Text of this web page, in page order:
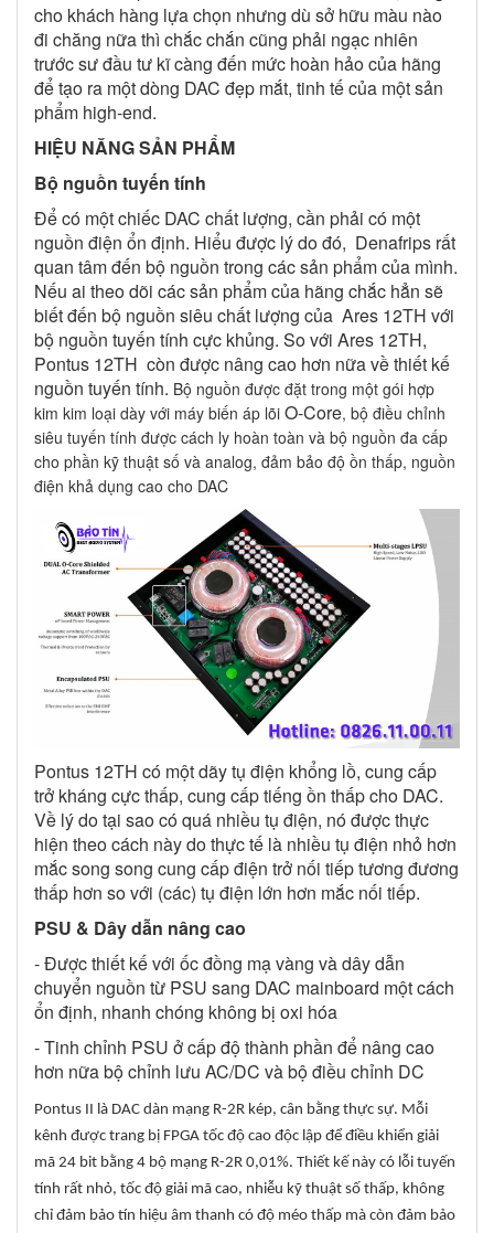
cho khách hàng lựa chọn nhưng dù sở hữu màu nào
đi chăng nữa thì chắc chắn cũng phải ngạc nhiên
trước sư đầu tư kĩ càng đến mức hoàn hảo của hãng
để tạo ra một dòng DAC đẹp mắt, tinh tế của một sản
phẩm high-end.
HIỆU NĂNG SẢN PHẨM
Bộ nguồn tuyến tính
Để có một chiếc DAC chất lượng, cần phải có một
nguồn điện ổn định. Hiểu được lý do đó, Denafrips rất
quan tâm đến bộ nguồn trong các sản phẩm của mình.
Nếu ai theo dõi các sản phẩm của hãng chắc hẳn sẽ
biết đến bộ nguồn siêu chất lượng của Ares 12TH với
bộ nguồn tuyến tính cực khủng. So với Ares 12TH,
Pontus 12TH còn được nâng cao hơn nữa về thiết kế
nguồn tuyến tính. Bộ nguồn được đặt trong một gói hợp
kim kim loại dày với máy biến áp lõi O-Core, bộ điều chỉnh
siêu tuyến tính được cách ly hoàn toàn và bộ nguồn đa cấp
cho phần kỹ thuật số và analog, đảm bảo độ ồn thấp, nguồn
điện khả dụng cao cho DAC
Pontus 12TH có một dãy tụ điện khổng lồ, cung cấp
trở kháng cực thấp, cung cấp tiếng ồn thấp cho DAC.
Về lý do tại sao có quá nhiều tụ điện, nó được thực
hiện theo cách này do thực tế là nhiều tụ điện nhỏ hơn
mắc song song cung cấp điện trở nối tiếp tương đương
thấp hơn so với (các) tụ điện lớn hơn mắc nối tiếp.
PSU & Dây dẫn nâng cao
- Được thiết kế với ốc đồng mạ vàng và dây dẫn
chuyển nguồn từ PSU sang DAC mainboard một cách
ổn định, nhanh chóng không bị oxi hóa
- Tinh chỉnh PSU ở cấp độ thành phần để nâng cao
hơn nữa bộ chỉnh lưu AC/DC và bộ điều chỉnh DC
Pontus II là DAC dàn mạng R-2R kép, cân bằng thực sự. Mỗi
kênh được trang bị FPGA tốc độ cao độc lập để điều khiển giải
mã 24 bit bằng 4 bộ mạng R-2R 0,01%. Thiết kế này có lỗi tuyến
tính rất nhỏ, tốc độ giải mã cao, nhiễu kỹ thuật số thấp, không
chỉ đảm bảo tín hiệu âm thanh có độ méo thấp mà còn đảm bảo